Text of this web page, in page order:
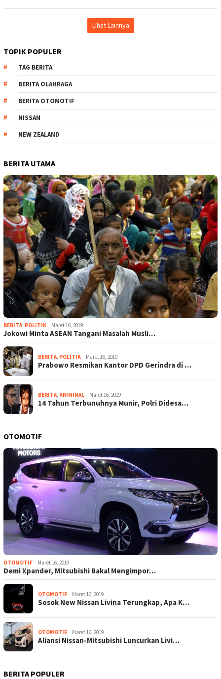
Lihat Lainnya
TOPIK POPULER
TAG BERITA
BERITA OLAHRAGA
BERITA OTOMOTIF
NISSAN
NEW ZEALAND
BERITA UTAMA
BERITA POLITIK Maret 16, 2019
Jokowi Minta ASEAN Tangani Masalah Musli…
BERITA POLITIK Maret 16, 2019
Prabowo Resmikan Kantor DPD Gerindra di …
BERITA KRIMINAL Maret 16, 2019
14 Tahun Terbunuhnya Munir, Polri Didesa…
OTOMOTIF
OTOMOTIF Maret 16, 2019
Demi Xpander, Mitsubishi Bakal Mengimpor…
OTOMOTIF Maret 16, 2019
Sosok New Nissan Livina Terungkap, Apa K…
OTOMOTIF Maret 16, 2019
Aliansi Nissan-Mitsubishi Luncurkan Livi…
BERITA POPULER